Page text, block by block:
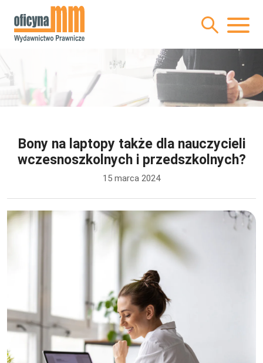
Bony na laptopy także dla nauczycieli
wczesnoszkolnych i przedszkolnych?
15 marca 2024